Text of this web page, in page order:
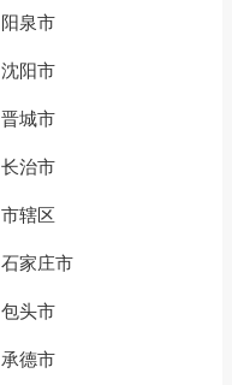
阳泉市
沈阳市
晋城市
长治市
市辖区
石家庄市
包头市
承德市